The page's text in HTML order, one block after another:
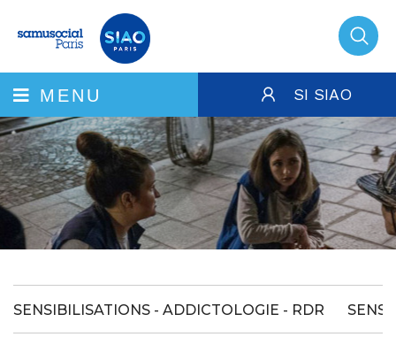
MENU SI SIAO
SENSIBILISATIONS - ADDICTOLOGIE - RDR